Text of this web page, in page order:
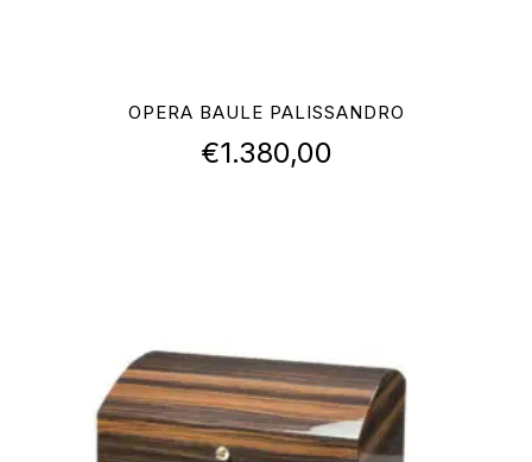
OPERA BAULE PALISSANDRO
€1.380,00